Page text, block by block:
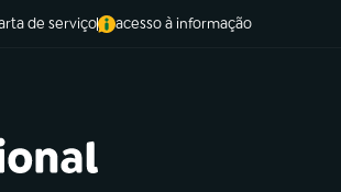
de serviço acesso à informação